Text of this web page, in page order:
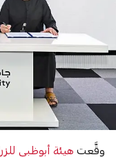
وقَّعتهيئة أبوظبي